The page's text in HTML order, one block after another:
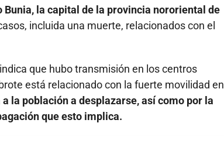
Bunia, la capital de la provincia nororiental de
incluida una muerte, relacionados con el
que hubo transmisión en los centros
está relacionado con la fuerte movilidad en
la población a desplazarse, así como por la
que esto implica.